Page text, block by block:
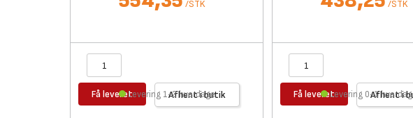
/STK
Få leveret Afhent i butik
Levering 1-2 hverdage
/STK
Få leveret Afhent i
Levering 0-1